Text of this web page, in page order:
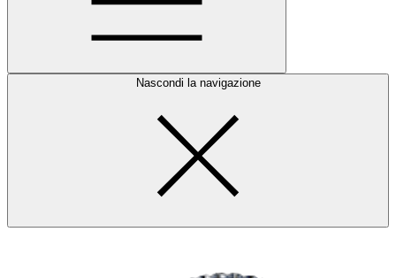
Nascondi la navigazione